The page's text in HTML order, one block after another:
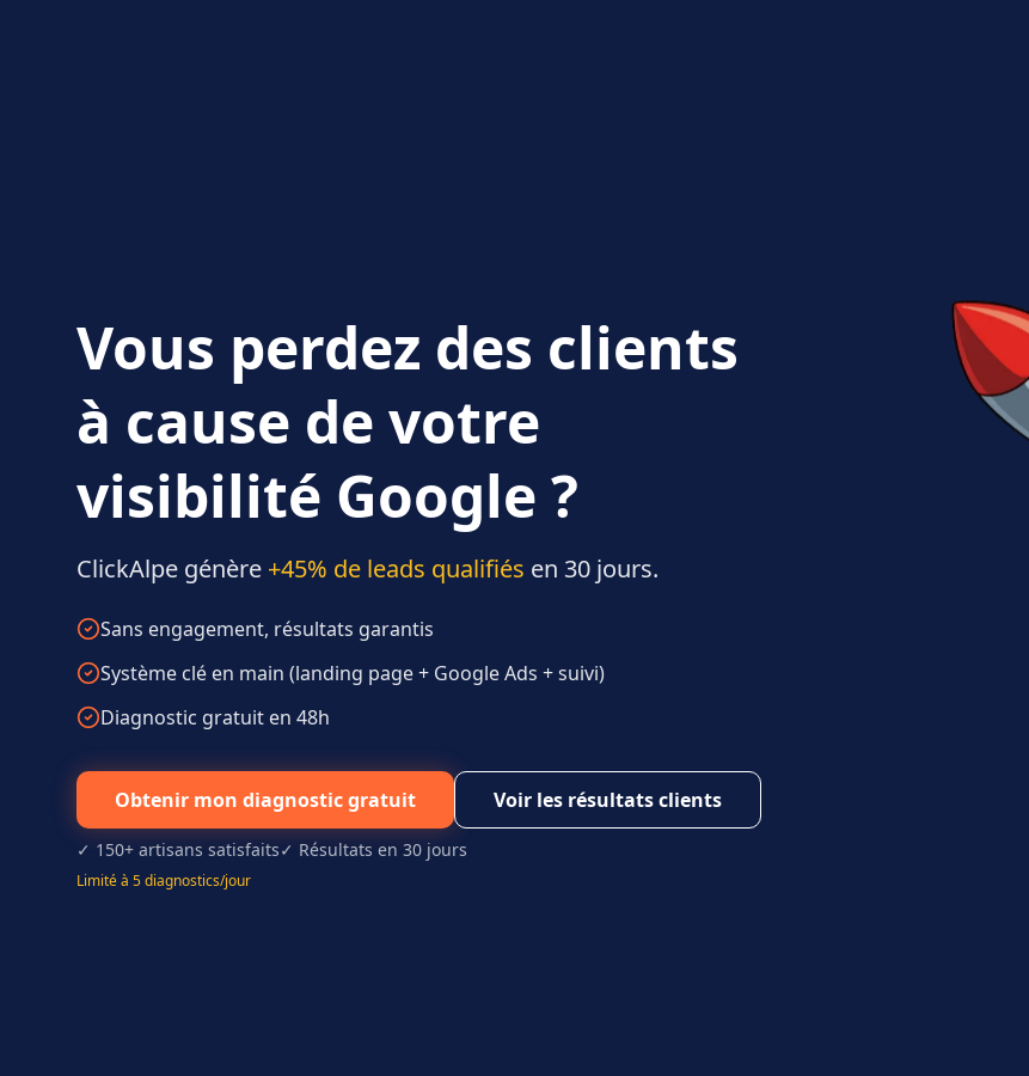
Vous perdez des clients
à cause de votre
visibilité Google ?
ClickAlpe génère +45% de leads qualifiés en 30 jours.
Sans engagement, résultats garantis
Système clé en main (landing page + Google Ads + suivi)
Diagnostic gratuit en 48h
Obtenir mon diagnostic gratuit Voir les résultats clients
✓ 150+ artisans satisfaits✓ Résultats en 30 jours
Limité à 5 diagnostics/jour